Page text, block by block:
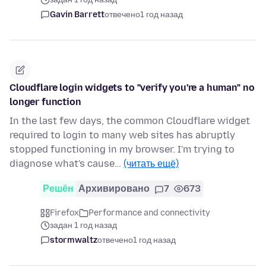
Gavin Barrettотвечено1 год назад
Cloudflare login widgets to "verify you're a human" no
longer function
In the last few days, the common Cloudflare widget
required to login to many web sites has abruptly
stopped functioning in my browser. I'm trying to
diagnose what's cause… (читать ещё)
Решён Архивировано 7 673
Firefox
Performance and connectivity
задан 1 год назад
stormwaltzотвечено1 год назад